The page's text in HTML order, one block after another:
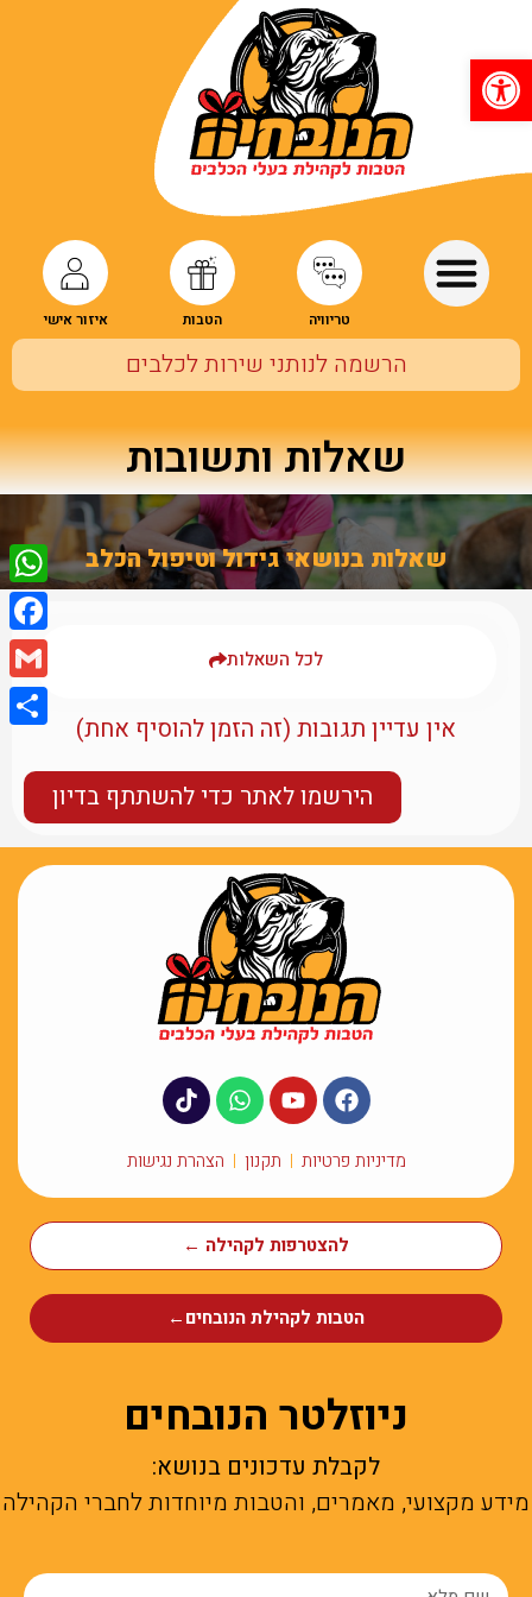
פתח סרגל נגישות
טריוויה הטבות איזור אישי
הרשמה לנותני שירות לכלבים
שאלות ותשובות
שאלות בנושאי גידול וטיפול הכלב
לכל השאלות
אין עדיין תגובות (זה הזמן להוסיף אחת)
הירשמו לאתר כדי להשתתף בדיון
מדיניות פרטיות תקנון הצהרת נגישות
להצטרפות לקהילה ←
הטבות לקהילת הנובחים←
ניוזלטר הנובחים
לקבלת עדכונים בנושא:
מידע מקצועי, מאמרים, והטבות מיוחדות לחברי הקהילה